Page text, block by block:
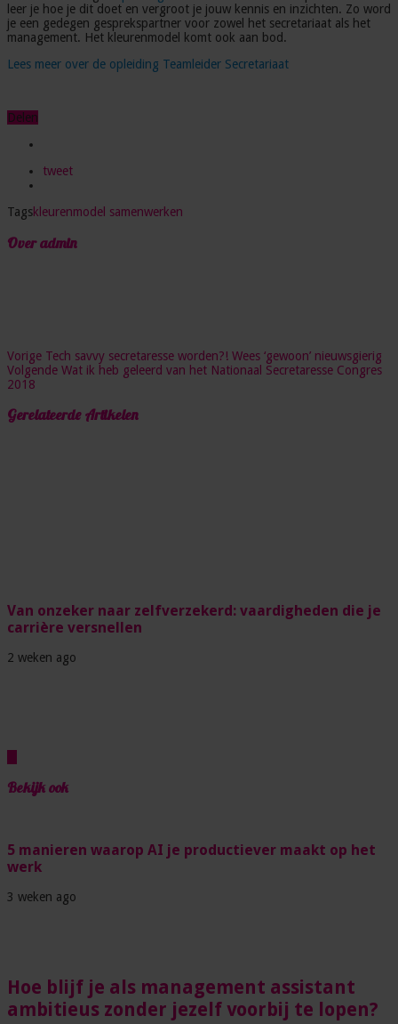
leer je hoe je dit doet en vergroot je jouw kennis en inzichten. Zo word
je een gedegen gesprekspartner voor zowel het secretariaat als het
management. Het kleurenmodel komt ook aan bod.
Lees meer over de opleiding Teamleider Secretariaat
Delen
tweet
Tagskleurenmodel samenwerken
Over admin
Vorige Tech savvy secretaresse worden?! Wees ‘gewoon’ nieuwsgierig
Volgende Wat ik heb geleerd van het Nationaal Secretaresse Congres
2018
Gerelateerde Artikelen
Van onzeker naar zelfverzekerd: vaardigheden die je
carrière versnellen
2 weken ago
5 manieren waarop AI je productiever maakt op het
werk
3 weken ago
Bekijk ook
Hoe blijf je als management assistant
ambitieus zonder jezelf voorbij te lopen?